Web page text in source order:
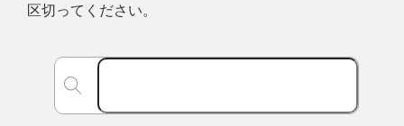
区切ってください。